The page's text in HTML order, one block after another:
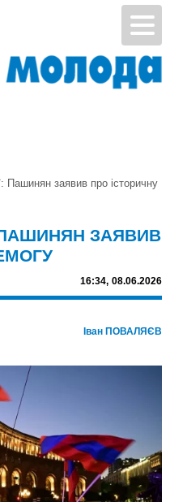
Пашинян заявив про історичну
ПАШИНЯН ЗАЯВИВ
16:34, 08.06.2026
Іван ПОВАЛЯЄВ